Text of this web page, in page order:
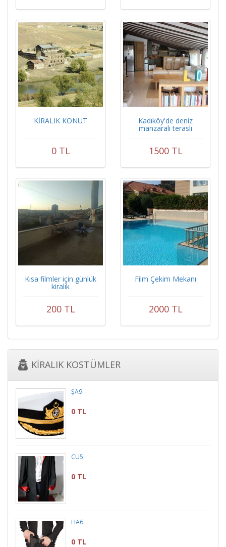
KİRALIK KONUT
0 TL
Kadıköy'de deniz
manzaralı teraslı
1500 TL
Kısa filmler için günlük
kiralık
200 TL
Film Çekim Mekanı
2000 TL
KİRALIK KOSTÜMLER
ŞA9
0 TL
CÜ5
0 TL
HA6
0 TL